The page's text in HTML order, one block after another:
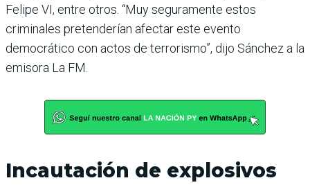
Felipe VI, entre otros. “Muy seguramente estos
criminales pretenderían afectar este evento
democrático con actos de terrorismo”, dijo Sánchez a la
emisora La FM.
Incautación de explosivos